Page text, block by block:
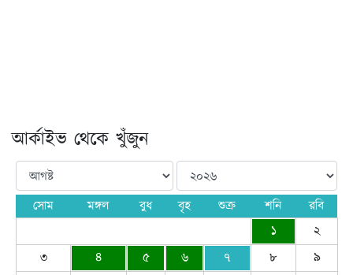
আর্কাইভ থেকে খুঁজুন
সোম মঙ্গল বুধ বৃহ শুক্র শনি
রবি
১
২
৩
৪ ৫ ৬ ৭ ৮
৯